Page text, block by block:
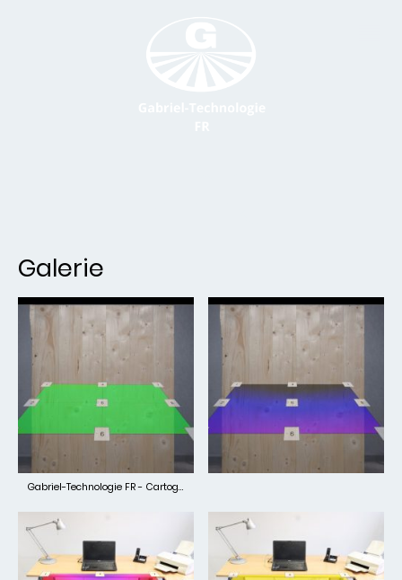
Galerie
Gabriel-Technologie FR - Cartographies des CEM en 2D